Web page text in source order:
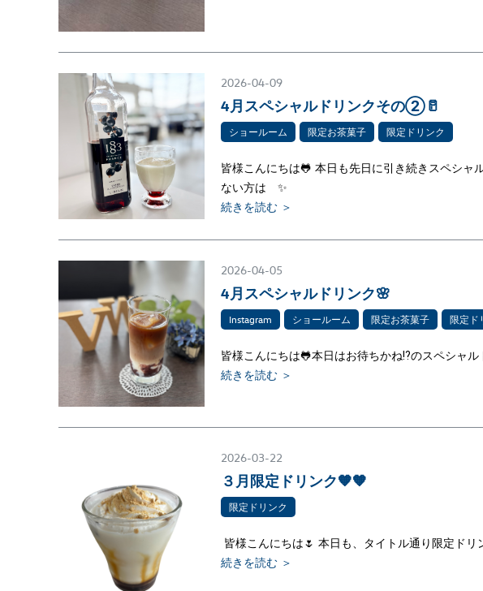
2026-04-09
4月スペシャルドリンクその②🥛
ショールーム 限定お茶菓子 限定ドリンク
皆様こんにちは🐸 本日も先日に引き続きスペシ
ない方は ✨
続きを読む ＞
2026-04-05
4月スペシャルドリンク🌸
Instagram ショールーム 限定お茶菓子 限定ド
皆様こんにちは🐸本日はお待ちかね⁉のスペシャ
続きを読む ＞
2026-03-22
３月限定ドリンク🧡🧡
限定ドリンク
皆様こんにちは🌷 本日も、タイトル通り限定ド
続きを読む ＞